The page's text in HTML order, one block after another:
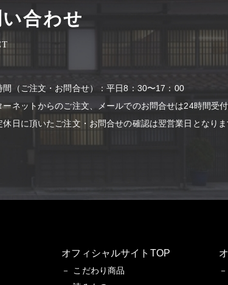
合わせ
間（ご注⽂・お問合せ）：平⽇8：30〜17：00
ーネットからのご注⽂、メールでのお問合せは24時間受付
休⽇に頂いたご注⽂・お問合せの確認は翌営業⽇となりま
オフィシャルサイトTOP
こだわり商品